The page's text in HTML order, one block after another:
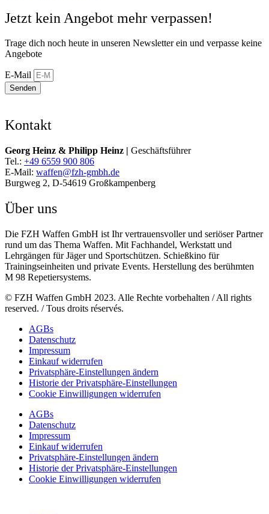
Jetzt kein Angebot mehr verpassen!
Trage dich noch heute in unseren Newsletter ein und verpasse keine
Angebote
E-Mail
Senden
Kontakt
Georg Heinz & Philipp Heinz | Geschäftsführer
Tel.: +49 6559 900 806
E-Mail: waffen@fzh-gmbh.de
Burgweg 2, D-54619 Großkampenberg
Über uns
Die FZH Waffen GmbH ist Ihr vertrauensvoller und seriöser Partner
rund um das Thema Waffen. Mit Fachhandel, Werkstatt und
Lehrgängen für Jäger und Sportschützen. Schießkino für
Trainingseinheiten und private Events. Herstellung des berühmten
M 98 Repetiersystems.
© FZH Waffen GmbH 2023. Alle Rechte vorbehalten / All rights
reserved. / Tous droits réservés.
AGBs
Datenschutz
Impressum
Einkauf widerrufen
Privatsphäre-Einstellungen ändern
Historie der Privatsphäre-Einstellungen
Cookie Einwilligungen widerrufen
AGBs
Datenschutz
Impressum
Einkauf widerrufen
Privatsphäre-Einstellungen ändern
Historie der Privatsphäre-Einstellungen
Cookie Einwilligungen widerrufen